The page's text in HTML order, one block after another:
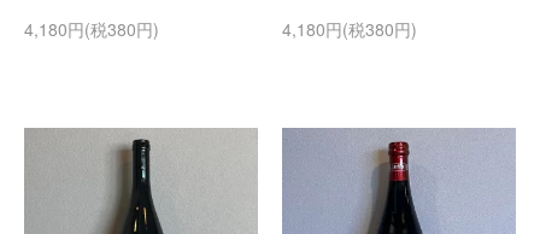
4,180円(税380円)
4,180円(税380円)